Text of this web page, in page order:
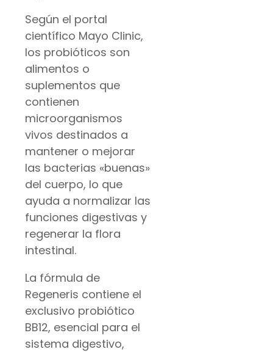
Según el portal
científico Mayo Clinic,
los probióticos son
alimentos o
suplementos que
contienen
microorganismos
vivos destinados a
mantener o mejorar
las bacterias «buenas»
del cuerpo, lo que
ayuda a normalizar las
funciones digestivas y
regenerar la flora
intestinal.
La fórmula de
Regeneris contiene el
exclusivo probiótico
BB12, esencial para el
sistema digestivo,